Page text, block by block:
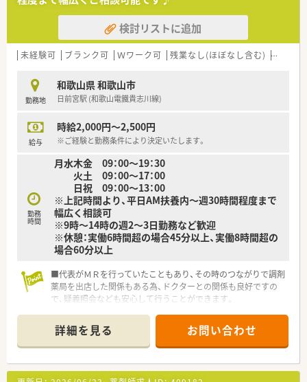
■車での通勤も可能となっており、ご自身のライフスタイルに合
わせた無理のない通勤手段を自由に選択していただけます。
【勤務実態について】
■薬剤師は2名、事務員は3名というアットホームな人員体制で、
■店舗の代表者が常に現場にいるため、一人薬剤師としての過度
なプレッシャーを感じることなく安心して勤務できます。
■法定通りの有給休暇がしっかりと付与されるため、ご自身の体
検討リストに追加
未経験可 ブランク可 Ｗワーク可 残業なし(ほぼなし含む) 車通勤
勤務地
和歌山県 和歌山市
日前宮駅 (和歌山電鐵貴志川線)
給与
時給2,000円～2,500円
※ご経験と勤務条件により決定いたします。
勤務
時間
月水木金 09：00～19：30
火土 09：00～17：00
日祝 09：00～13：00
※上記時間より、平日AM扶養内～週30時間程度まで
幅広く相談可
※9時～14時の週2～3日勤務など歓迎
※休憩：実働6時間超の場合45分以上、実働8時間超の
場合60分以上
■代表がＭＲを行っていたこともあり、その時のつながりで調剤
薬局を出店した関係もある為、ドクターとの関係も良好ですの
で、疑義照会なども安心して行うことができます。
雰囲気を作られています。
■自社で保育園を運営しており、無料で利用をすることができま
す。
詳細を見る お問い合わせ